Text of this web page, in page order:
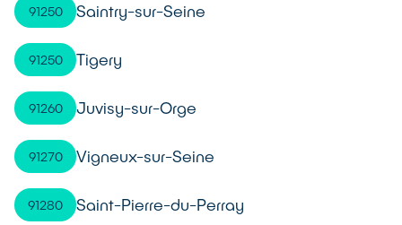
91250 Saintry-sur-Seine
91250 Tigery
91260 Juvisy-sur-Orge
91270 Vigneux-sur-Seine
91280 Saint-Pierre-du-Perray